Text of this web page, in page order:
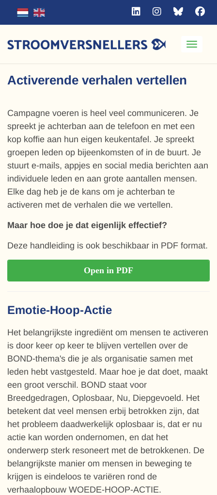
Activerende verhalen vertellen
Campagne voeren is heel veel communiceren. Je
spreekt je achterban aan de telefoon en met een
kop koffie aan hun eigen keukentafel. Je spreekt
groepen leden op bijeenkomsten of in de buurt. Je
stuurt e-mails, appjes en social media berichten aan
individuele leden en aan grote aantallen mensen.
Elke dag heb je de kans om je achterban te
activeren met de verhalen die we vertellen.
Maar hoe doe je dat eigenlijk effectief?
Deze handleiding is ook beschikbaar in PDF format.
Open in PDF
Emotie-Hoop-Actie
Het belangrijkste ingrediënt om mensen te activeren
is door keer op keer te blijven vertellen over de
BOND-thema's die je als organisatie samen met
leden hebt vastgesteld. Maar hoe je dat doet, maakt
een groot verschil. BOND staat voor
Breedgedragen, Oplosbaar, Nu, Diepgevoeld. Het
betekent dat veel mensen erbij betrokken zijn, dat
het probleem daadwerkelijk oplosbaar is, dat er nu
actie kan worden ondernomen, en dat het
onderwerp sterk resoneert met de betrokkenen. De
belangrijkste manier om mensen in beweging te
krijgen is eindeloos te variëren rond de
verhaalopbouw WOEDE-HOOP-ACTIE.